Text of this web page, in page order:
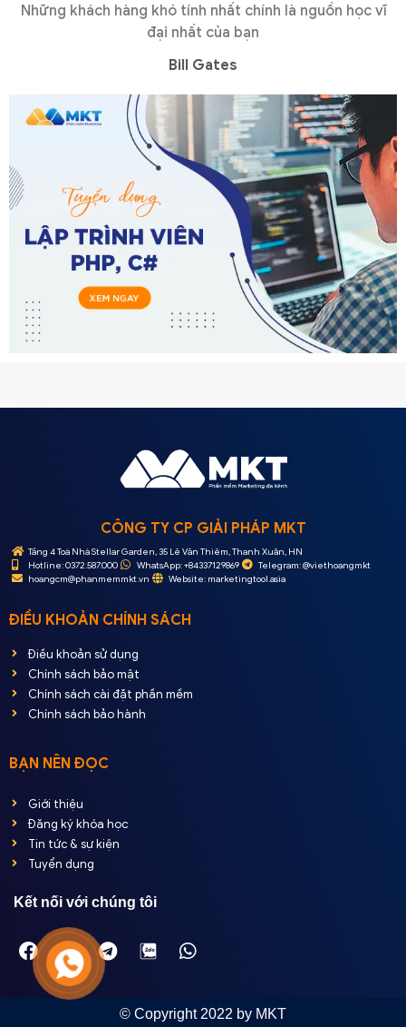
Những khách hàng khó tính nhất chính là nguồn học vĩ
đại nhất của bạn
Bill Gates
CÔNG TY CP GIẢI PHÁP MKT
Tầng 4 Toà Nhà Stellar Garden, 35 Lê Văn Thiêm, Thanh Xuân, HN
Hotline: 0372.587.000
WhatsApp: +84337129869
Telegram: @viethoangmkt
hoangcm@phanmemmkt.vn
Website: marketingtool.asia
ĐIỀU KHOẢN CHÍNH SÁCH
Điều khoản sử dụng
Chính sách bảo mật
Chính sách cài đặt phần mềm
Chính sách bảo hành
BẠN NÊN ĐỌC
Giới thiệu
Đăng ký khóa học
Tin tức & sự kiện
Tuyển dụng
Kết nối với chúng tôi
© Copyright 2022 by MKT